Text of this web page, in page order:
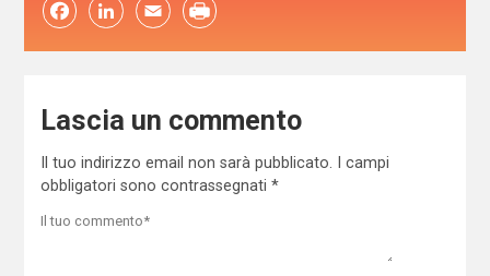
FacebookLinkedIn Email
Lascia un commento
Il tuo indirizzo email non sarà pubblicato.
I campi
obbligatori sono contrassegnati *